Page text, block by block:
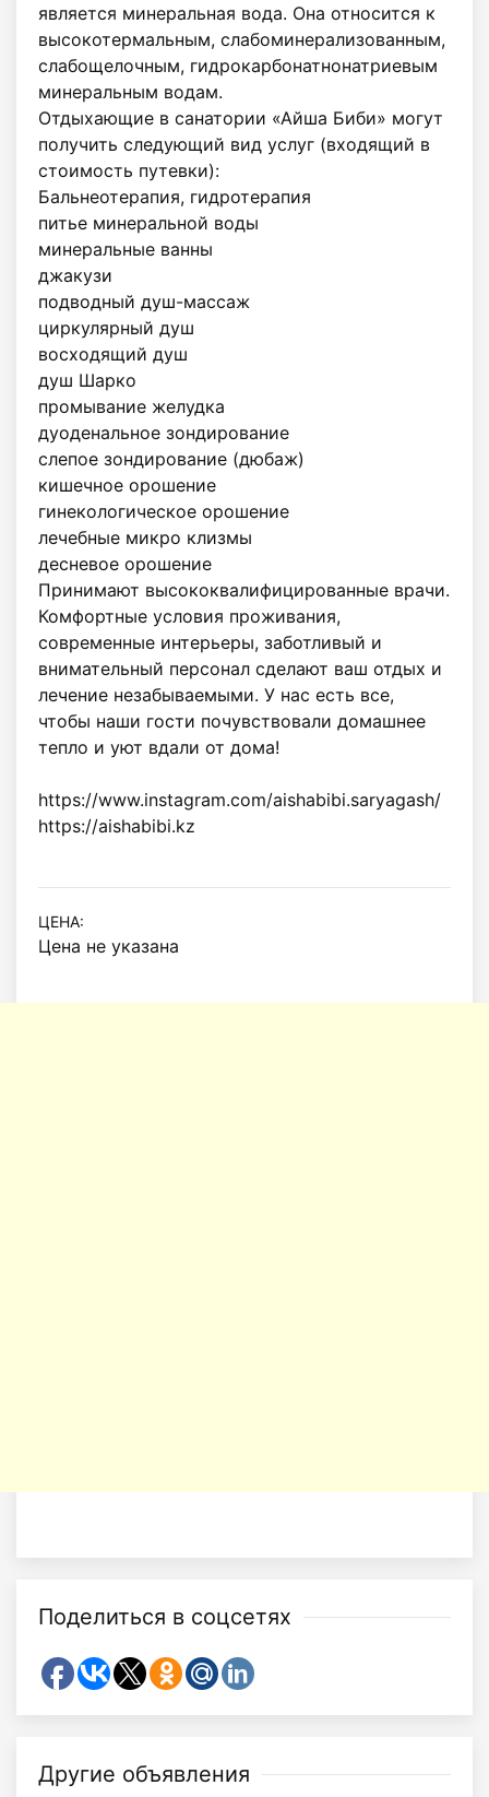
является минеральная вода. Она относится к
высокотермальным, слабоминерализованным,
слабощелочным, гидрокарбонатнонатриевым
минеральным водам.
Отдыхающие в санатории «Айша Биби» могут
получить следующий вид услуг (входящий в
стоимость путевки):
Бальнеотерапия, гидротерапия
питье минеральной воды
минеральные ванны
джакузи
подводный душ-массаж
циркулярный душ
восходящий душ
душ Шарко
промывание желудка
дуоденальное зондирование
слепое зондирование (дюбаж)
кишечное орошение
гинекологическое орошение
лечебные микро клизмы
десневое орошение
Принимают высококвалифицированные врачи.
Комфортные условия проживания,
современные интерьеры, заботливый и
внимательный персонал сделают ваш отдых и
лечение незабываемыми. У нас есть все,
чтобы наши гости почувствовали домашнее
тепло и уют вдали от дома!
https://www.instagram.com/aishabibi.saryagash/
https://aishabibi.kz
ЦЕНА:
Цена не указана
Поделиться в соцсетях
Другие объявления